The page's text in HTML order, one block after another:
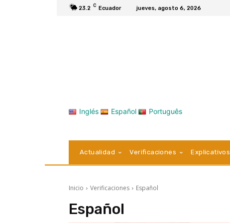
23.2 C Ecuador jueves, agosto 6, 2026
Inglés Español Português
Actualidad Verificaciones Explicativos
Inicio Verificaciones Español
Español